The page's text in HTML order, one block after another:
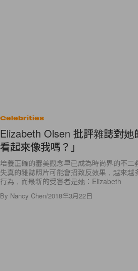
Celebrities
Elizabeth Olsen 批評雜誌對
看起來像我嗎？」
培養正確的審美觀念早已成為時尚界的不二
失真的雜誌照片可能會招致反效果，越來
行為，而最新的受害者是她：Elizabeth
By Nancy Chen/2018年3月22日